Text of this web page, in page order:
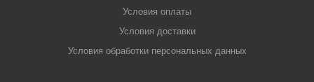
Условия оплаты
Условия доставки
Условия обработки персональных данных